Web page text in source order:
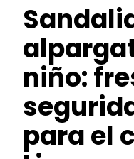
niño:
para el